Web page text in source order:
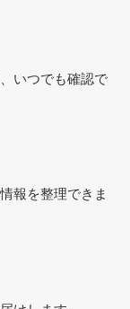
いつでも確認で
報を整理できま